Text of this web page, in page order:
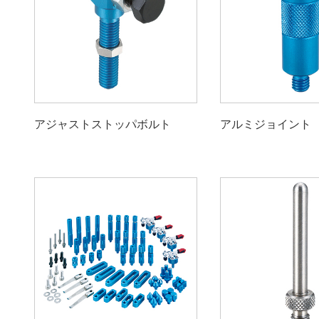
アジャストストッパボルト アルミジョイント